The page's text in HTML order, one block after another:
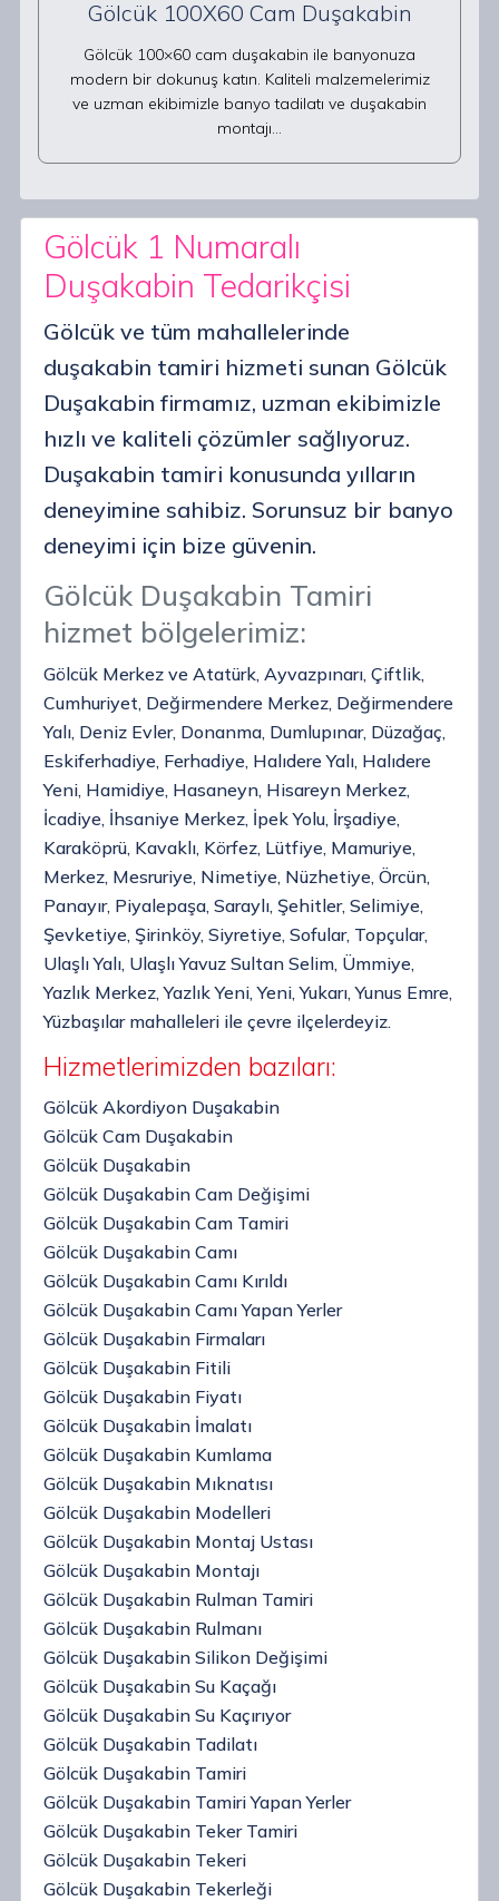
Gölcük 100X60 Cam Duşakabin
Gölcük 100×60 cam duşakabin ile banyonuza
modern bir dokunuş katın. Kaliteli malzemelerimiz
ve uzman ekibimizle banyo tadilatı ve duşakabin
montajı…
Gölcük 1 Numaralı
Duşakabin Tedarikçisi
Gölcük ve tüm mahallelerinde
duşakabin tamiri hizmeti sunan Gölcük
Duşakabin firmamız, uzman ekibimizle
hızlı ve kaliteli çözümler sağlıyoruz.
Duşakabin tamiri konusunda yılların
deneyimine sahibiz. Sorunsuz bir banyo
deneyimi için bize güvenin.
Gölcük Duşakabin Tamiri
hizmet bölgelerimiz:
Gölcük Merkez ve Atatürk, Ayvazpınarı, Çiftlik,
Cumhuriyet, Değirmendere Merkez, Değirmendere
Yalı, Deniz Evler, Donanma, Dumlupınar, Düzağaç,
Eskiferhadiye, Ferhadiye, Halıdere Yalı, Halıdere
Yeni, Hamidiye, Hasaneyn, Hisareyn Merkez,
İcadiye, İhsaniye Merkez, İpek Yolu, İrşadiye,
Karaköprü, Kavaklı, Körfez, Lütfiye, Mamuriye,
Merkez, Mesruriye, Nimetiye, Nüzhetiye, Örcün,
Panayır, Piyalepaşa, Saraylı, Şehitler, Selimiye,
Şevketiye, Şirinköy, Siyretiye, Sofular, Topçular,
Ulaşlı Yalı, Ulaşlı Yavuz Sultan Selim, Ümmiye,
Yazlık Merkez, Yazlık Yeni, Yeni, Yukarı, Yunus Emre,
Yüzbaşılar mahalleleri ile çevre ilçelerdeyiz.
Hizmetlerimizden bazıları:
Gölcük Akordiyon Duşakabin
Gölcük Cam Duşakabin
Gölcük Duşakabin
Gölcük Duşakabin Cam Değişimi
Gölcük Duşakabin Cam Tamiri
Gölcük Duşakabin Camı
Gölcük Duşakabin Camı Kırıldı
Gölcük Duşakabin Camı Yapan Yerler
Gölcük Duşakabin Firmaları
Gölcük Duşakabin Fitili
Gölcük Duşakabin Fiyatı
Gölcük Duşakabin İmalatı
Gölcük Duşakabin Kumlama
Gölcük Duşakabin Mıknatısı
Gölcük Duşakabin Modelleri
Gölcük Duşakabin Montaj Ustası
Gölcük Duşakabin Montajı
Gölcük Duşakabin Rulman Tamiri
Gölcük Duşakabin Rulmanı
Gölcük Duşakabin Silikon Değişimi
Gölcük Duşakabin Su Kaçağı
Gölcük Duşakabin Su Kaçırıyor
Gölcük Duşakabin Tadilatı
Gölcük Duşakabin Tamiri
Gölcük Duşakabin Tamiri Yapan Yerler
Gölcük Duşakabin Teker Tamiri
Gölcük Duşakabin Tekeri
Gölcük Duşakabin Tekerleği